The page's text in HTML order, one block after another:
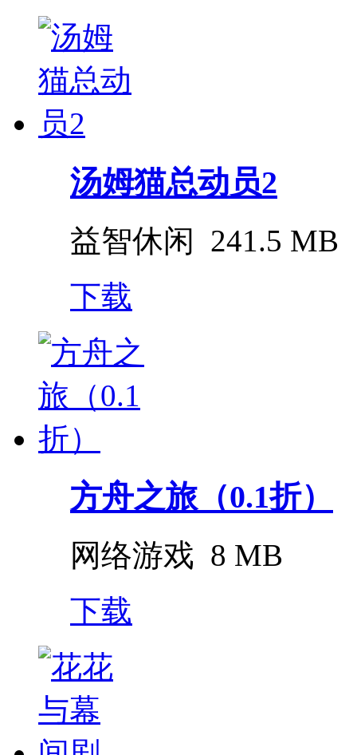
汤姆猫总动员2
益智休闲 241.5 MB
下载
方舟之旅（0.1折）
网络游戏 8 MB
下载